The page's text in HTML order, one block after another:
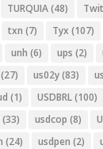
TURQUIA(48)
txn (7) Tyx (107)
unh (6) ups (2)
(27) us02y(83)
(1) USDBRL(100)
(33) usdcop (8)
(24) usdpen (2)